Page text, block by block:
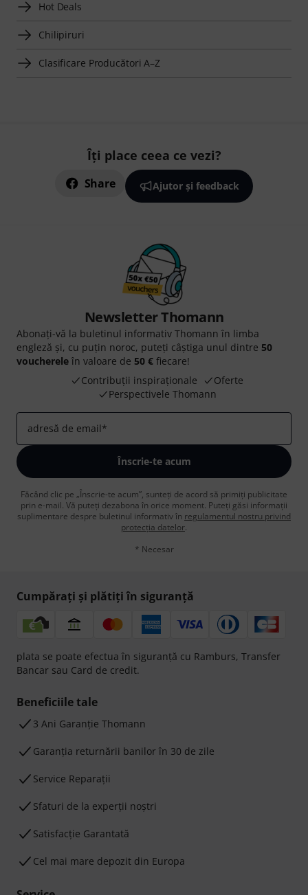
Hot Deals
Chilipiruri
Clasificare Producători A–Z
Îți place ceea ce vezi?
Share Ajutor și feedback
Newsletter Thomann
Abonați-vă la buletinul informativ Thomann în limba
engleză și, cu puțin noroc, puteți câștiga unul dintre 50
voucherele în valoare de 50 € fiecare!
Contribuții inspiraționale
Oferte
Perspectivele Thomann
adresă de email*
Înscrie-te acum
Făcând clic pe „Înscrie-te acum”, sunteți de acord să primiți publicitate
prin e-mail. Vă puteți dezabona în orice moment. Puteți găsi informații
suplimentare despre buletinul informativ în regulamentul nostru privind
protecția datelor.
* Necesar
Cumpărați și plătiți în siguranță
plata se poate efectua în siguranță cu Ramburs, Transfer
Bancar sau Card de credit.
Beneficiile tale
3 Ani Garanție Thomann
Garanţia returnării banilor în 30 de zile
Service Reparații
Sfaturi de la experții noștri
Satisfacție Garantată
Cel mai mare depozit din Europa